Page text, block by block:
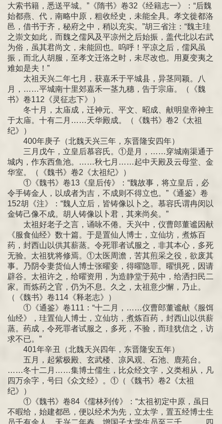
大索书籍，悉送平城。”《隋书》卷32《经籍志一》：“后魏
始都燕、代，南略中原，粗收经史，未能全具。孝文徙都洛
邑，借书于齐，秘府之中，稍以充实。”胡三省注：“魏主珪
之崇文如此，而魏之儒风及平凉州之后始振，盖代北以右武
为俗，虽其君尚文，未能回也。呜呼！平凉之后，儒风虽
振，而北人胡服，至孝文迁洛之时，未尽改也。用夏变夷之
难如是夫！”
太祖天兴二年七月，获嘉禾于平城县，异茎同颖。八
月，……平城南十里郊嘉禾一茎九穗，告于宗庙。（《魏
书》卷112《灵征志下》）
冬十月，太庙成，迁神元、平文、昭成、献明皇帝神主
于太庙。十有二月……天华殿成。（《魏书》卷2《太祖
纪》）
400年庚子（北魏天兴三年，东晋隆安四年）
三月戊午，立皇后慕容氏。①是月，……穿城南渠通于
城内，作东西鱼池。……秋七月……起中天殿及云母堂、金
华室。（《魏书》卷2《太祖纪》）
①《魏书》卷13《皇后传》：“魏故事，将立皇后，必
令手铸金人，以成者为吉，不成则不得立也。”《通鉴》卷
152胡《注》：“魏人立后，皆铸像以卜之。慕容氏谓冉闵以
金铸己像不成。胡人铸像以卜君，其来尚矣。”
太祖好老子之言，诵咏不倦。天兴中，仪曹郎董谧因献
《服食仙经》数十篇。于是置仙人博士，立仙坊，煮炼百
药，封西山以供其薪蒸。令死罪者试服之，非其本心，多死
无验。太祖犹将修焉。①太医周澹，苦其煎采之役，欲废其
事。乃阴令妻货仙人博士张曜妾，得曜隐罪。曜惧死，因请
辟谷。太祖许之，给曜资用，为造静堂于苑中，给洒扫民二
家。而炼药之官，仍为不息。久之，太祖意少懈，乃止。
（《魏书》卷114《释老志》）
①《通鉴》卷111：“十二月，……仪曹郎董谧献《服饵
仙经》，珪置仙人博士，立仙坊，煮炼百药，封西山以供薪
蒸。药成，令死罪者试服之，多死，不验，而珪犹信之，访
求不已。”
401年辛丑（北魏天兴四年，东晋隆安五年）
五月，起紫极殿、玄武楼、凉风观、石池、鹿苑台。
……冬十二月……集博士儒生，比众经文字，义类相从，凡
四万余字，号曰《众文经》。①（《魏书》卷2《太祖
纪》）
①《魏书》卷84《儒林列传》：“太祖初定中原，虽日
不暇给，始建都邑，便以经术为先，立太学，置五经博士生
员千有余人。天兴二年春，增国子太学生员至三千。……四